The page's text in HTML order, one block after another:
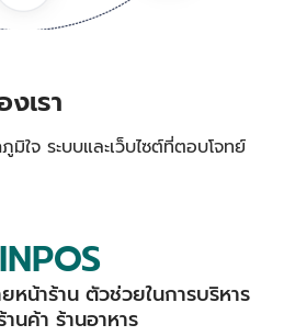
เรา
ใจ ระบบและเว็บไซต์ที่ตอบโจทย์
หน้าร้าน ตัวช่วยในการบริหาร
นค้า ร้านอาหาร